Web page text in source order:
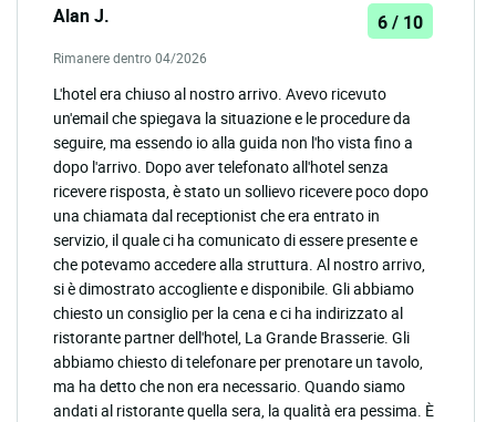
Alan J. 6 / 10
Rimanere dentro 04/2026
L'hotel era chiuso al nostro arrivo. Avevo ricevuto
un'email che spiegava la situazione e le procedure da
seguire, ma essendo io alla guida non l'ho vista fino a
dopo l'arrivo. Dopo aver telefonato all'hotel senza
ricevere risposta, è stato un sollievo ricevere poco dopo
una chiamata dal receptionist che era entrato in
servizio, il quale ci ha comunicato di essere presente e
che potevamo accedere alla struttura. Al nostro arrivo,
si è dimostrato accogliente e disponibile. Gli abbiamo
chiesto un consiglio per la cena e ci ha indirizzato al
ristorante partner dell'hotel, La Grande Brasserie. Gli
abbiamo chiesto di telefonare per prenotare un tavolo,
ma ha detto che non era necessario. Quando siamo
andati al ristorante quella sera, la qualità era pessima. È